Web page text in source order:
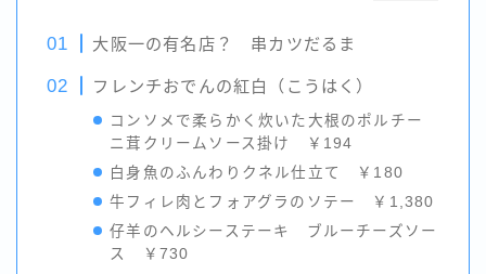
大阪一の有名店？ 串カツだるま
フレンチおでんの紅白（こうはく）
コンソメで柔らかく炊いた大根のポルチー
ニ茸クリームソース掛け ￥194
白身魚のふんわりクネル仕立て ￥180
牛フィレ肉とフォアグラのソテー ￥1,380
仔羊のヘルシーステーキ ブルーチーズソー
ス ￥730